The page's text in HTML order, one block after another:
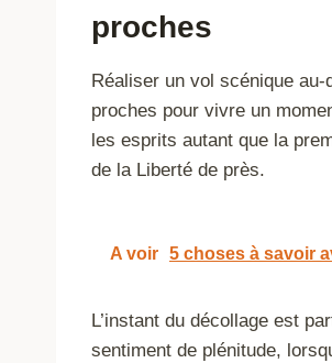
proches
Réaliser un vol scénique
proches pour vivre un
les esprits autant que la
de la Liberté de près.
A voir 5 choses à savoir
L’instant du décollage est
sentiment de plénitude,